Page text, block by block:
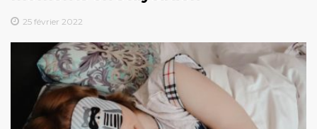
25 février 2022